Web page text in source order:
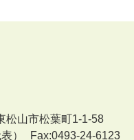
山市松葉町1-1-58
）
Fax:0493-24-6123